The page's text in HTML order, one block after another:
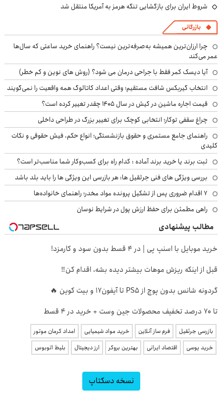
شروط ایران برای بازگشایی تنگه هرمز به آمریکا منتقل شد
بازرگانی
چرا ارزان‌ترین همیشه به‌صرفه‌ترین نیست؟ راهنمای خرید ساعتی که سال‌ها
عمر می‌کند
آیا دیسک کمر فقط با جراحی درمان می شود؟ (روش های نوین و کم خطر)
انتخاب گیربکس شافت مستقیم؛ وقتی اعداد کاتالوگ همه واقعیت را نمی‌گویند
قیمت اجاره ماشین در کیش در سال ۱۴۰۵ چقدر تغییر کرده است؟
چراغ سقفی توکار؛ انتخابی کوچک برای تغییر بزرگ در طراحی داخلی
راهنمای جامع مستمری و حقوق بازنشستگی؛ انواع حکم، فیش حقوقی و نکات
کلیدی
ثبت برند یا خرید برند آماده : کدام راه برای کسب‌وکار شما مناسب‌تر است؟
بررسی ویژگی های فنی جرثقیل ها: هر بازرسی این ویژگی ها را باید بلد باشد
۷ اقدام ضروری پس از تشکیل پرونده مواد مخدر؛ راهنمای خانواده‌ها
راهی مطمئن برای حفظ ارزش پول در شرایط نوسان
مطالب پیشنهادی
خرید موبایل با اسنپ پی | در ۴ قسط بدون سود و کارمزد!
قبل از اینکه ریزش موهات بیشتر دیده بشه، اقدام کن‼️
گردونه شانس بدون پوچ از PS5 تا آیفون17 و بیت کوین 🔥
تا 70 درصد تخفیف محصولات جین وست + خرید در 4 قسط
بازرسی جرثقیل فرم ساز آنلاین خرید مواد شیمیایی
امداد کرمان موتور
خرید یوسی
اقتصاد ایرانی بهترین بروکر ارز دیجیتال بلیط اتوبوس
نسخه دسکتاپ